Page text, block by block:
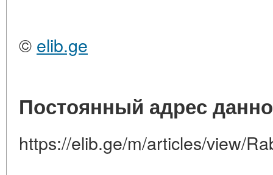
© elib.ge
Постоянный адрес
https://elib.ge/m/articles/view/